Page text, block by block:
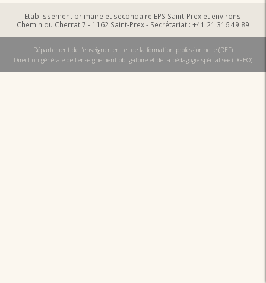
Etablissement primaire et secondaire EPS Saint-Prex et environs
Chemin du Cherrat 7 - 1162 Saint-Prex - Secrétariat : +41 21 316 49 89
Département de l'enseignement et de la formation professionnelle (DEF)
Direction générale de l'enseignement obligatoire et de la pédagogie spécialisée (DGEO)